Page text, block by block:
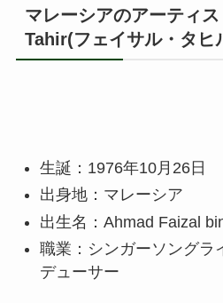
マレーシアのアーティ
Tahir(フェイサル・タヒ
生誕：1976年10月26日
出身地：マレーシア
出生名：Ahmad Faizal
職業：シンガーソングラ
デューサー